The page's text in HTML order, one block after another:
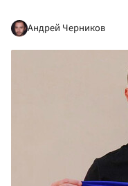
Андрей Черников